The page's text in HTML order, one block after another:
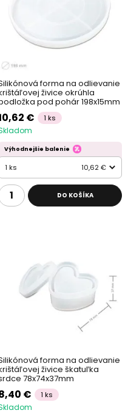
forma na odlievanie
živice okrúhla
pod pohár 198x15mm
€ 1 ks
Výhodnejšie balenie
1 ks 10,62 €
DO KOŠÍKA
forma na odlievanie
živice škatuľka
78x74x37mm
€ 1 ks